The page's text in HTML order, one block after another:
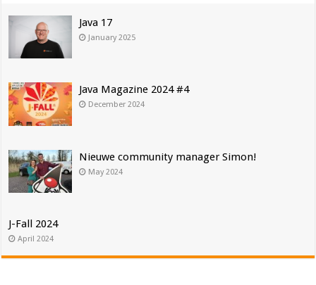
Java 17
January 2025
Java Magazine 2024 #4
December 2024
Nieuwe community manager Simon!
May 2024
J-Fall 2024
April 2024